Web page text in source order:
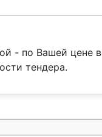
- по Вашей цене в
тендера.